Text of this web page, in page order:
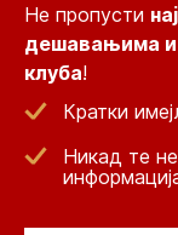
Не пропусти
дешавањима и
клуба!
Кратки
Никад те